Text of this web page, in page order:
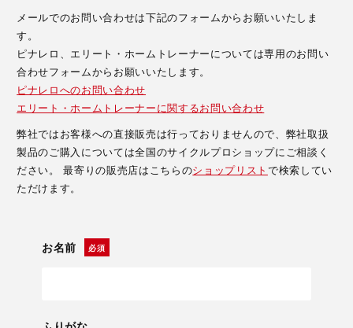
メールでのお問い合わせは下記のフォームからお願いいたしま
す。
ピナレロ、エリート・ホームトレーナーについては専用のお問い
合わせフォームからお願いいたします。
ピナレロへのお問い合わせ
エリート・ホームトレーナーに関するお問い合わせ
弊社ではお客様への直接販売は行っておりませんので、弊社取扱
製品のご購入については全国のサイクルプロショップにご相談く
ださい。 最寄りの販売店はこちらのショップリスト で検索してい
ただけます。
お名前